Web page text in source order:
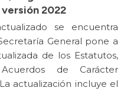
2022
se encuentra
General pone a
de los Estatutos,
de Carácter
actualización incluye el